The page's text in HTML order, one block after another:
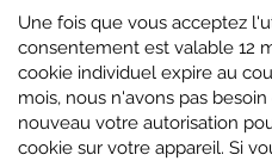
Une fois que vous acceptez
consentement est valable 12
cookie individuel expire au
mois, nous n'avons pas
nouveau votre autorisation
cookie sur votre appareil. Si